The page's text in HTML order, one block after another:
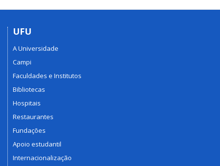
UFU
A Universidade
Campi
Faculdades e Institutos
Bibliotecas
Hospitais
Restaurantes
Fundações
Apoio estudantil
Internacionalização